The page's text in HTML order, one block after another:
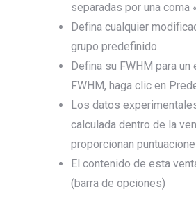
separadas por una coma
Defina cualquier
grupo predefinido.
Defina su FWHM para
FWHM, haga clic en
Los datos
calculada dentro de la
proporcionan
El contenido de esta
(barra de opciones)